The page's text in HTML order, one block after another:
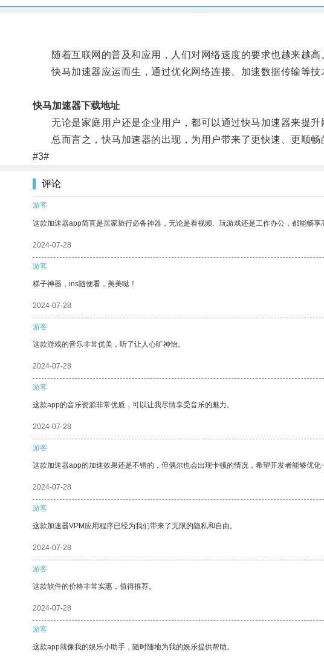
随着互联网的普及和应用，人们对网络速度的要求也越来越高
快马加速器应运而生，通过优化网络连接、加速数据传输等技
快马加速器下载地址
无论是家庭用户还是企业用户，都可以通过快马加速器来提升
总而言之，快马加速器的出现，为用户带来了更快速、更顺畅
#3#
评论
游客
这款加速器app简直是居家旅行必备神器，无论是看视频、玩游戏还是工作办公，都能畅享
2024-07-28
游客
梯子神器，ins随便看，美美哒！
2024-07-28
游客
这款游戏的音乐非常优美，听了让人心旷神怡。
2024-07-28
游客
这款app的音乐资源非常优质，可以让我尽情享受音乐的魅力。
2024-07-28
游客
这款加速器app的加速效果还是不错的，但偶尔也会出现卡顿的情况，希望开发者能够优化
2024-07-28
游客
这款加速器VPM应用程序已经为我们带来了无限的隐私和自由。
2024-07-28
游客
这款软件的价格非常实惠，值得推荐。
2024-07-28
游客
这款app就像我的娱乐小助手，随时随地为我的娱乐提供帮助。